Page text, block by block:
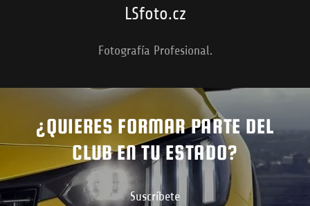
LSfoto.cz
Fotografía Profesional.
¿QUIERES FORMAR PARTE DEL
CLUB EN TU ESTADO?
Suscríbete